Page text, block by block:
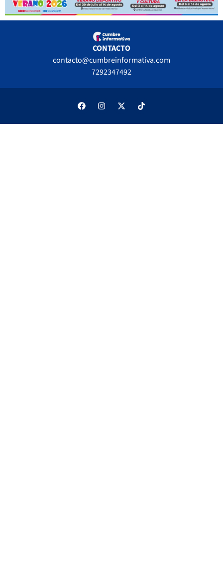
CONTACTO
contacto@cumbreinformativa.com
7292347492